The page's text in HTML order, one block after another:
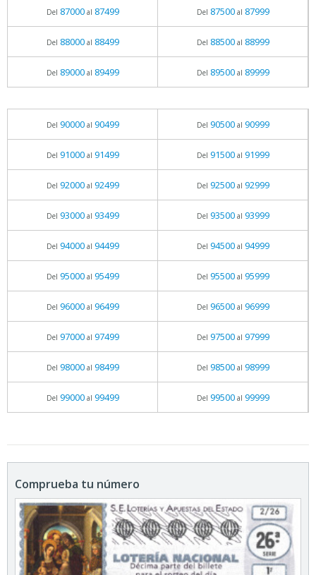
Del 87000al 87499 Del 87500al 87999
Del 88000al 88499 Del 88500al 88999
Del 89000al 89499 Del 89500al 89999
Del 90000al 90499 Del 90500al 90999
Del 91000al 91499 Del 91500al 91999
Del 92000al 92499 Del 92500al 92999
Del 93000al 93499 Del 93500al 93999
Del 94000al 94499 Del 94500al 94999
Del 95000al 95499 Del 95500al 95999
Del 96000al 96499 Del 96500al 96999
Del 97000al 97499 Del 97500al 97999
Del 98000al 98499 Del 98500al 98999
Del 99000al 99499 Del 99500al 99999
Comprueba tu número